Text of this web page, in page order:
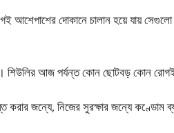
আশেপাশের দোকানে চালান হয়ে যায়
আজ পর্যন্ত কোন ছোটবড় কোন রোগই
করার জন্যে, নিজের সুরক্ষার জন্যে কণ্ডোম